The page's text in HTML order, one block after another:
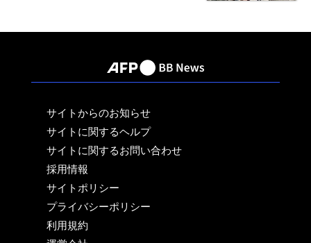
サイトからのお知らせ
サイトに関するヘルプ
サイトに関するお問い合わせ
採用情報
サイトポリシー
プライバシーポリシー
利用規約